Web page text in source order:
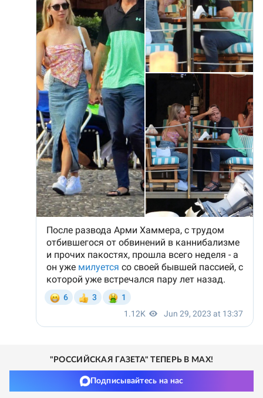
"РОССИЙСКАЯ ГАЗЕТА" ТЕПЕРЬ В MAX!
Подписывайтесь на нас